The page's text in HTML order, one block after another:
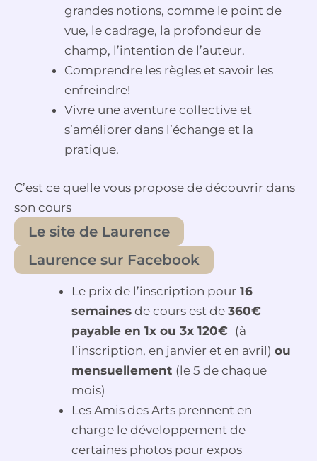
grandes notions, comme le point de
vue, le cadrage, la profondeur de
champ, l’intention de l’auteur.
Comprendre les règles et savoir les
enfreindre!
Vivre une aventure collective et
s’améliorer dans l’échange et la
pratique.
C’est ce quelle vous propose de découvrir dans
son cours
Le site de Laurence
Laurence sur Facebook
Le prix de l’inscription pour 16
semaines de cours est de 360€
payable en 1x ou 3x 120€ (à
l’inscription, en janvier et en avril) ou
mensuellement (le 5 de chaque
mois)
Les Amis des Arts prennent en
charge le développement de
certaines photos pour expos